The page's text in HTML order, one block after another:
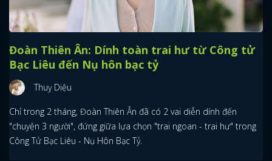
Đoàn Thiên Ân: Dính toàn trai hư từ Công tử
Bạc Liêu đến Nụ hôn bạc tỷ
Thuỵ Diệu
Chỉ trong 2 tháng, Đoàn Thiên Ân đã có 2 vai diễn dính đến
"chuyện 3 người", đứng giữa lựa chọn "trai ngoan - trai hư" trong
Công Tử Bạc Liêu - Nụ Hôn Bạc Tỷ.